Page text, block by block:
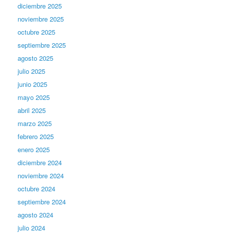
diciembre 2025
noviembre 2025
octubre 2025
septiembre 2025
agosto 2025
julio 2025
junio 2025
mayo 2025
abril 2025
marzo 2025
febrero 2025
enero 2025
diciembre 2024
noviembre 2024
octubre 2024
septiembre 2024
agosto 2024
julio 2024